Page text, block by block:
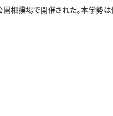
相撲場で開催された。本学勢